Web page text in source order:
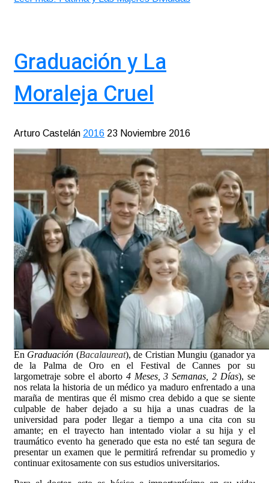
Graduación y La
Moraleja Cruel
Arturo Castelán 2016 23 Noviembre 2016
En Graduación (Bacalaureat), de Cristian Mungiu (ganador ya
de la Palma de Oro en el Festival de Cannes por su
largometraje sobre el aborto 4 Meses, 3 Semanas, 2 Días), se
nos relata la historia de un médico ya maduro enfrentado a una
maraña de mentiras que él mismo crea debido a que se siente
culpable de haber dejado a su hija a unas cuadras de la
universidad para poder llegar a tiempo a una cita con su
amante; en el trayecto han intentado violar a su hija y el
traumático evento ha generado que esta no esté tan segura de
presentar un examen que le permitirá refrendar su promedio y
continuar exitosamente con sus estudios universitarios.